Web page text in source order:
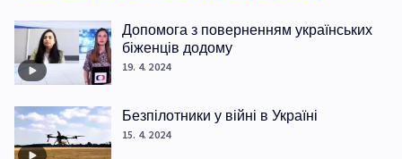
Допомога з поверненням українських
біженців додому
19. 4. 2024
Безпілотники у війні в Україні
15. 4. 2024